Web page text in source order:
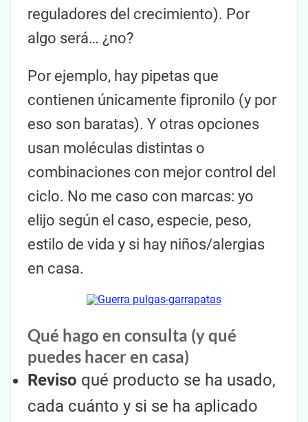
reguladores del crecimiento). Por
algo será… ¿no?
Por ejemplo, hay pipetas que
contienen únicamente fipronilo (y por
eso son baratas). Y otras opciones
usan moléculas distintas o
combinaciones con mejor control del
ciclo. No me caso con marcas: yo
elijo según el caso, especie, peso,
estilo de vida y si hay niños/alergias
en casa.
Qué hago en consulta (y qué
puedes hacer en casa)
Reviso qué producto se ha usado,
cada cuánto y si se ha aplicado